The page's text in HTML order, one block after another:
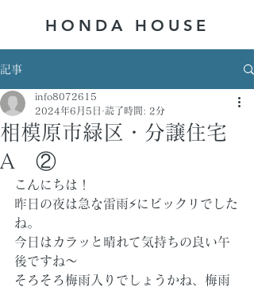
HONDA ​HOUSE
記事
相模原市緑区・分譲住宅
A ②
info8072615
2024年6月5日
読了時間: 2分
こんにちは！
昨日の夜は急な雷雨⚡にビックリでした
ね。
今日はカラッと晴れて気持ちの良い午
後ですね～
そろそろ梅雨入りでしょうかね、梅雨